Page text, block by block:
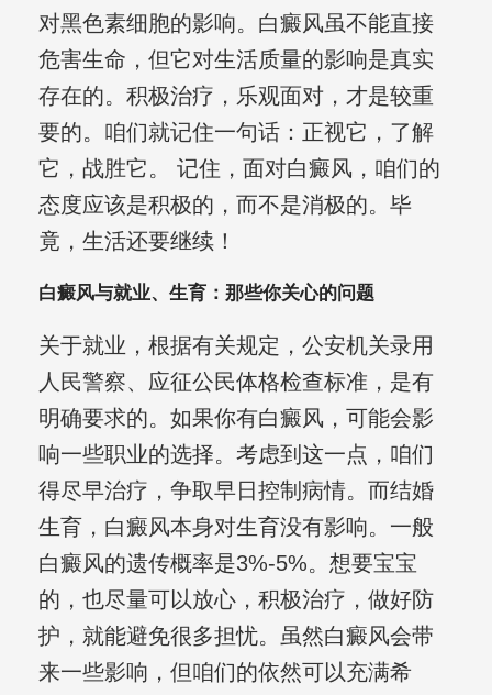
对黑色素细胞的影响。白癜风虽不能直接
危害生命，但它对生活质量的影响是真实
存在的。积极治疗，乐观面对，才是较重
要的。咱们就记住一句话：正视它，了解
它，战胜它。 记住，面对白癜风，咱们的
态度应该是积极的，而不是消极的。毕
竟，生活还要继续！
白癜风与就业、生育：那些你关心的问题
关于就业，根据有关规定，公安机关录用
人民警察、应征公民体格检查标准，是有
明确要求的。如果你有白癜风，可能会影
响一些职业的选择。考虑到这一点，咱们
得尽早治疗，争取早日控制病情。而结婚
生育，白癜风本身对生育没有影响。一般
白癜风的遗传概率是3%-5%。想要宝宝
的，也尽量可以放心，积极治疗，做好防
护，就能避免很多担忧。虽然白癜风会带
来一些影响，但咱们的依然可以充满希